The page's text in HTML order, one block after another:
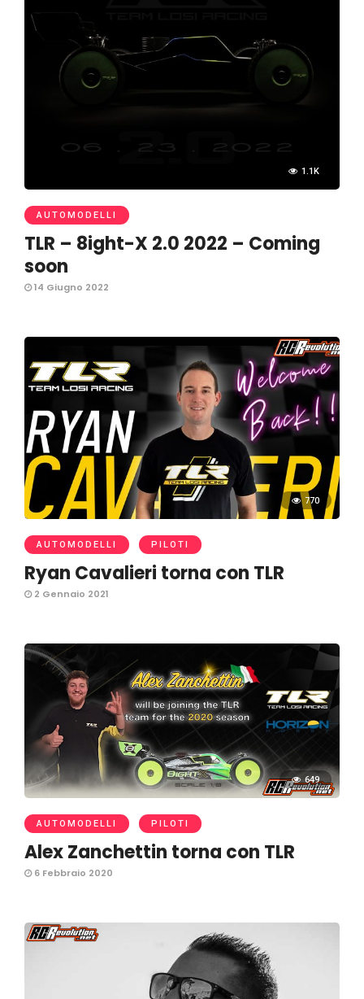
1.1K
AUTOMODELLI
TLR – 8ight-X 2.0 2022 – Coming
soon
14 Giugno 2022
770
AUTOMODELLI PILOTI
Ryan Cavalieri torna con TLR
2 Gennaio 2021
649
AUTOMODELLI PILOTI
Alex Zanchettin torna con TLR
6 Febbraio 2020